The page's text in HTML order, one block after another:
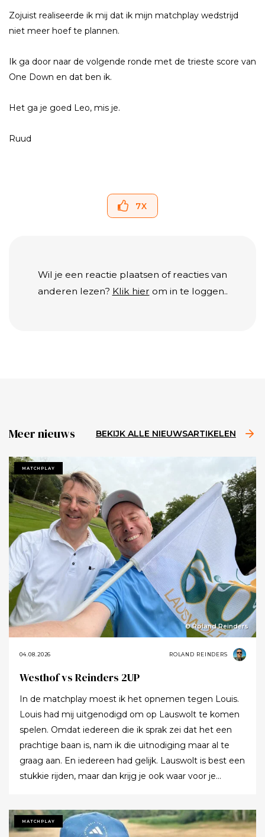
Zojuist realiseerde ik mij dat ik mijn matchplay wedstrijd
niet meer hoef te plannen.
Ik ga door naar de volgende ronde met de trieste score van
One Down en dat ben ik.
Het ga je goed Leo, mis je.
Ruud
7X
Wil je een reactie plaatsen of reacties van
anderen lezen? Klik hier om in te loggen..
Meer nieuws BEKIJK ALLE NIEUWSARTIKELEN
MATCHPLAY
© Roland Reinders
04.08.2026 ROLAND REINDERS
Westhof vs Reinders 2UP
In de matchplay moest ik het opnemen tegen Louis.
Louis had mij uitgenodigd om op Lauswolt te komen
spelen. Omdat iedereen die ik sprak zei dat het een
prachtige baan is, nam ik die uitnodiging maar al te
graag aan. En iedereen had gelijk. Lauswolt is best een
stukkie rijden, maar dan krijg je ook waar voor je
Tot ik uiteindelijk aankondigde dat ik het nu echt niet
MATCHPLAY